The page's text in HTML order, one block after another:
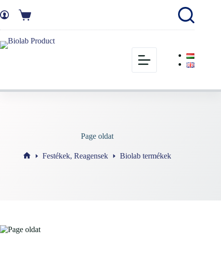
Page oldat
Festékek, Reagensek Biolab termékek